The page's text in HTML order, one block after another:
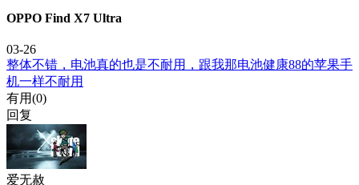
OPPO Find X7 Ultra
03-26
整体不错，电池真的也是不耐用，跟我那电池健康88的苹果手
机一样不耐用
有用(0)
回复
爱无赦